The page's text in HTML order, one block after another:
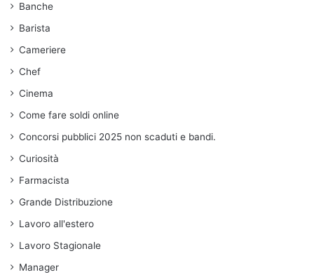
Banche
Barista
Cameriere
Chef
Cinema
Come fare soldi online
Concorsi pubblici 2025 non scaduti e bandi.
Curiosità
Farmacista
Grande Distribuzione
Lavoro all'estero
Lavoro Stagionale
Manager